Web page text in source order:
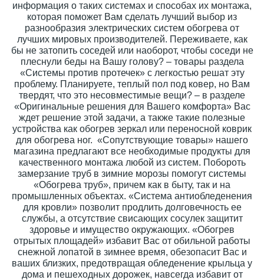
информация о таких системах и способах их монтажа,
которая поможет Вам сделать лучший выбор из
разнообразия электрических систем обогрева от
лучших мировых производителей. Переживаете, как
бы не затопить соседей или наоборот, чтобы соседи не
плеснули беды на Вашу голову? – товары раздела
«Системы против протечек» с легкостью решат эту
проблему. Планируете, теплый пол под ковер, но Вам
твердят, что это несовместимые вещи? – в разделе
«Оригинальные решения для Вашего комфорта» Вас
ждет решение этой задачи, а также такие полезные
устройства как обогрев зеркал или переносной коврик
для обогрева ног. «Сопутствующие товары» нашего
магазина предлагают все необходимые продукты для
качественного монтажа любой из систем. Побороть
замерзание труб в зимние морозы помогут системы
«Обогрева труб», причем как в быту, так и на
промышленных объектах. «Система антиобледенения
для кровли» позволит продлить долговечность ее
службы, а отсутствие свисающих сосулек защитит
здоровье и имущество окружающих. «Обогрев
отрытых площадей» избавит Вас от обильной работы
снежной лопатой в зимнее время, обезопасит Вас и
ваших близких, предотвращая обледенение крыльца у
дома и пешеходных дорожек, навсегда избавит от